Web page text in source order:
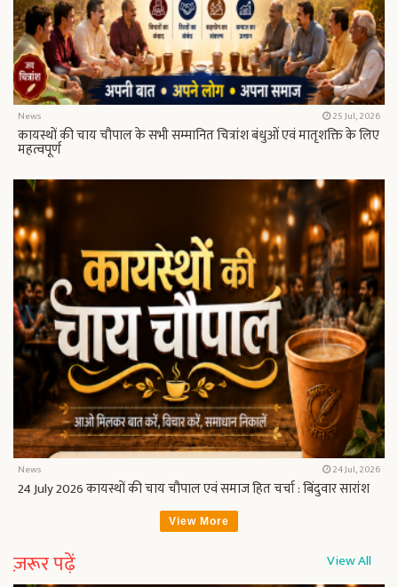
News 25 Jul, 2026
कायस्थों की चाय चौपाल के सभी सम्मानित चित्रांश बंधुओं एवं मातृशक्ति के लिए
महत्वपूर्ण
News 24 Jul, 2026
24 July 2026 कायस्थों की चाय चौपाल एवं समाज हित चर्चा : बिंदुवार सारांश
View More
ज़रूर पढ़ें View All